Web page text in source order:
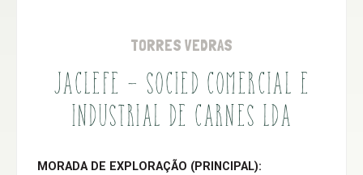
TORRES VEDRAS
JACLEFE - SOCIED COMERCIAL E
INDUSTRIAL DE CARNES LDA
MORADA DE EXPLORAÇÃO (PRINCIPAL):